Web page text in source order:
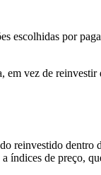
escolhidas por
vez de
de preço,